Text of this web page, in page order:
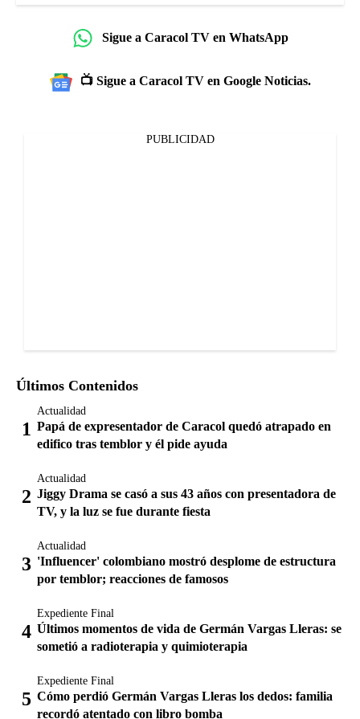
Sigue a Caracol TV en WhatsApp
📺 Sigue a Caracol TV en Google Noticias.
PUBLICIDAD
Últimos Contenidos
Actualidad
Papá de expresentador de Caracol quedó atrapado en
edifico tras temblor y él pide ayuda
Actualidad
Jiggy Drama se casó a sus 43 años con presentadora de
TV, y la luz se fue durante fiesta
Actualidad
'Influencer' colombiano mostró desplome de estructura
por temblor; reacciones de famosos
Expediente Final
Últimos momentos de vida de Germán Vargas Lleras: se
sometió a radioterapia y quimioterapia
Expediente Final
Cómo perdió Germán Vargas Lleras los dedos: familia
recordó atentado con libro bomba